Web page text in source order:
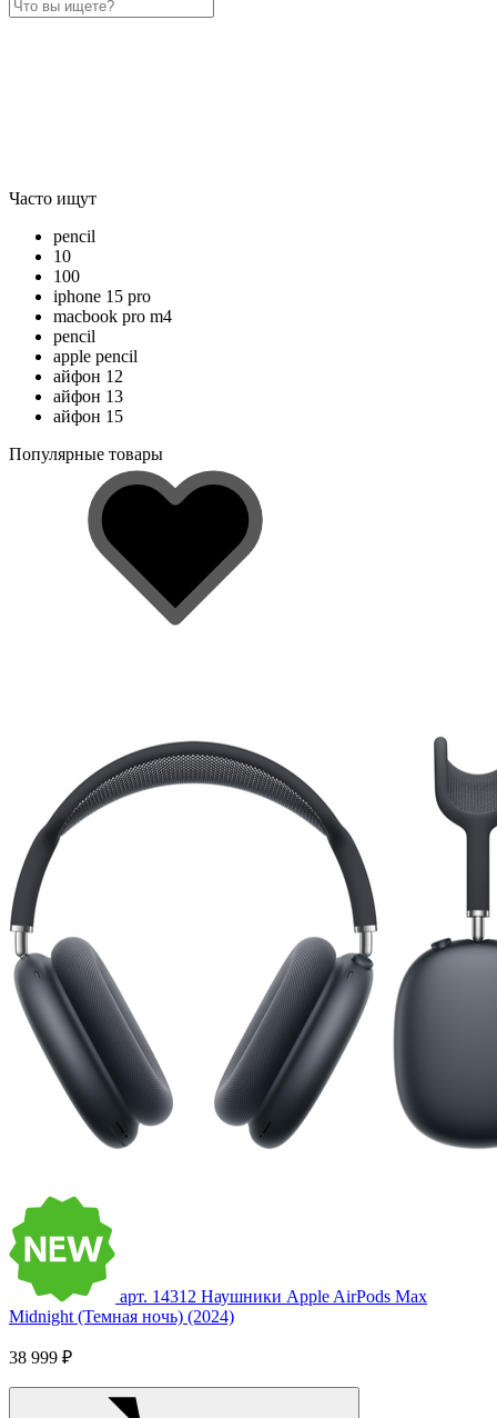
Часто ищут
pencil
10
100
iphone 15 pro
macbook pro m4
pencil
apple pencil
айфон 12
айфон 13
айфон 15
Популярные товары
арт. 14312 Наушники Apple AirPods Max
Midnight (Темная ночь) (2024)
38 999 ₽